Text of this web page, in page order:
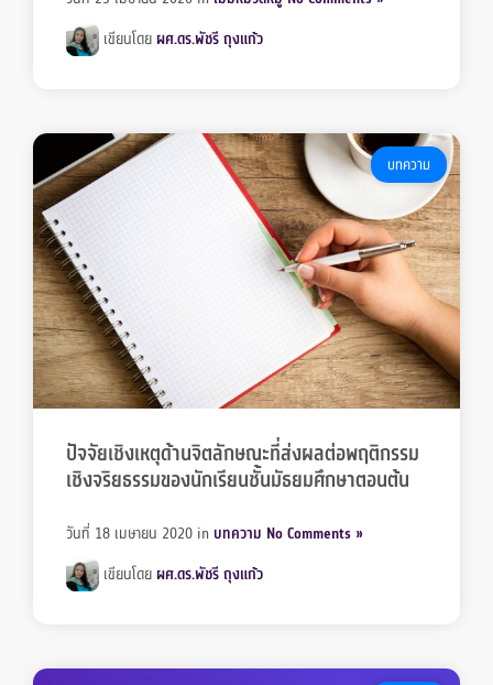
เขียนโดย ผศ.ดร.พัชรี ถุงแก้ว
บทความ
ปัจจัยเชิงเหตุด้านจิตลักษณะที่ส่งผลต่อพฤติกรรม
เชิงจริยธรรมของนักเรียนชั้นมัธยมศึกษาตอนต้น
วันที่ 18 เมษายน 2020 in บทความ No Comments »
เขียนโดย ผศ.ดร.พัชรี ถุงแก้ว